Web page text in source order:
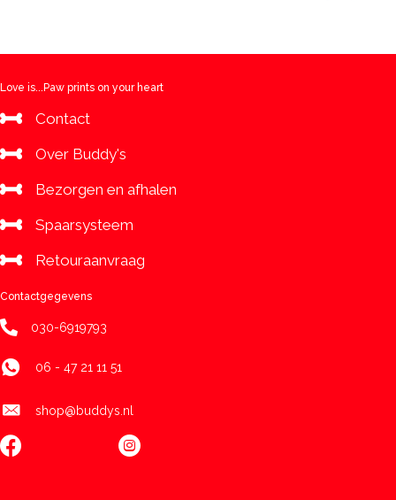
Love is...Paw prints on your heart
Contact
Over Buddy's
Bezorgen en afhalen
Spaarsysteem
Retouraanvraag
Contactgegevens
030-6919793
06 - 47 21 11 51
shop@buddys.nl